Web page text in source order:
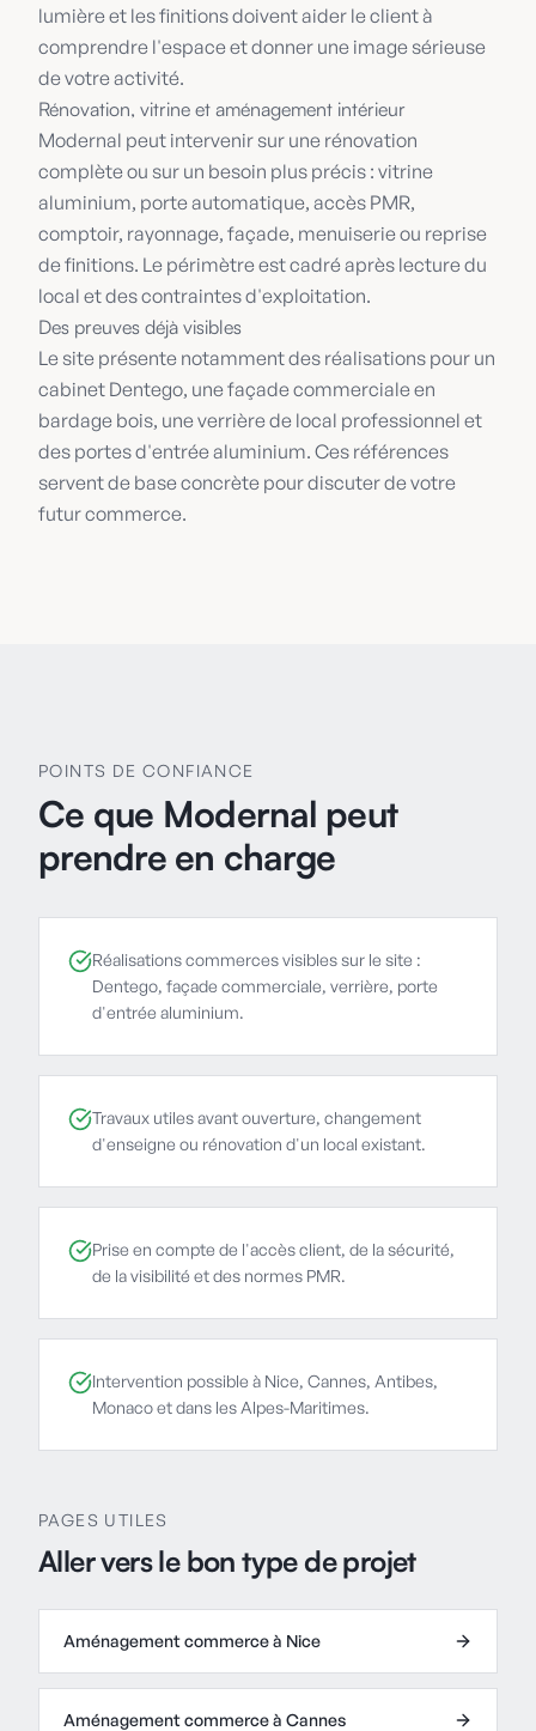
lumière et les finitions doivent aider le client à
comprendre l'espace et donner une image sérieuse
de votre activité.
Rénovation, vitrine et aménagement intérieur
Modernal peut intervenir sur une rénovation
complète ou sur un besoin plus précis : vitrine
aluminium, porte automatique, accès PMR,
comptoir, rayonnage, façade, menuiserie ou reprise
de finitions. Le périmètre est cadré après lecture du
local et des contraintes d'exploitation.
Des preuves déjà visibles
Le site présente notamment des réalisations pour un
cabinet Dentego, une façade commerciale en
bardage bois, une verrière de local professionnel et
des portes d'entrée aluminium. Ces références
servent de base concrète pour discuter de votre
futur commerce.
POINTS DE CONFIANCE
Ce que Modernal peut
prendre en charge
Réalisations commerces visibles sur le site :
Dentego, façade commerciale, verrière, porte
d'entrée aluminium.
Travaux utiles avant ouverture, changement
d'enseigne ou rénovation d'un local existant.
Prise en compte de l'accès client, de la sécurité,
de la visibilité et des normes PMR.
Intervention possible à Nice, Cannes, Antibes,
Monaco et dans les Alpes-Maritimes.
PAGES UTILES
Aller vers le bon type de projet
Aménagement commerce à Nice
Aménagement commerce à Cannes